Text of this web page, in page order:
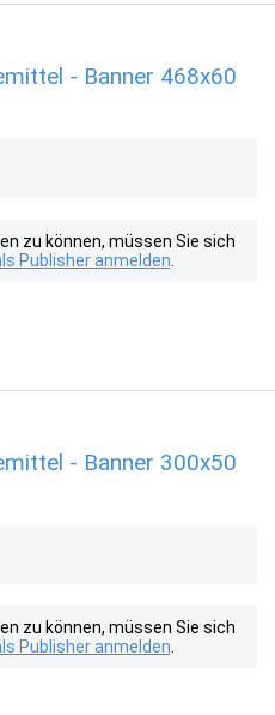
- Banner 468x60
zu können, müssen Sie sich
Publisher anmelden
- Banner 300x50
zu können, müssen Sie sich
Publisher anmelden